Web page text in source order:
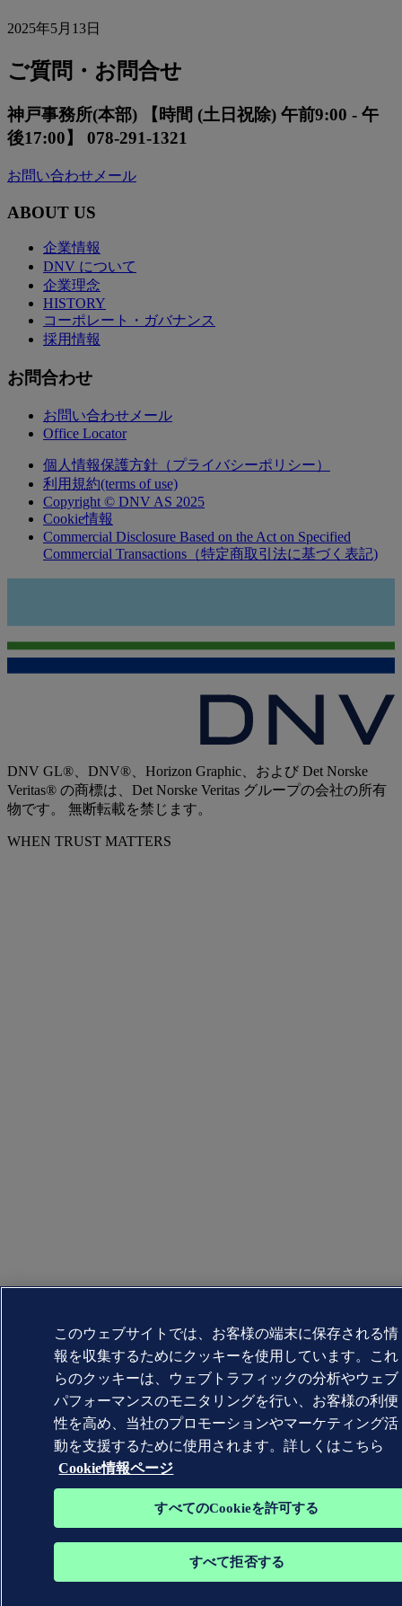
2025年5月13日
ご質問・お問合せ
神戸事務所(本部) 【時間 (土日祝除) 午前9:00 - 午
後17:00】 078-291-1321
お問い合わせメール
ABOUT US
企業情報
DNV について
企業理念
HISTORY
コーポレート・ガバナンス
採用情報
お問合わせ
お問い合わせメール
Office Locator
個人情報保護方針（プライバシーポリシー）
利用規約(terms of use)
Copyright © DNV AS 2025
Cookie情報
Commercial Disclosure Based on the Act on Specified
Commercial Transactions（特定商取引法に基づく表記)
DNV GL®、DNV®、Horizon Graphic、および Det Norske
Veritas® の商標は、Det Norske Veritas グループの会社の所有
物です。 無断転載を禁じます。
WHEN TRUST MATTERS
このウェブサイトでは、お客様の端末に保存される情
報を収集するためにクッキーを使用しています。これ
らのクッキーは、ウェブトラフィックの分析やウェブ
パフォーマンスのモニタリングを行い、お客様の利便
性を高め、当社のプロモーションやマーケティング活
動を支援するために使用されます。詳しくはこちら
Cookie情報ページ
すべてのCookieを許可する
すべて拒否する